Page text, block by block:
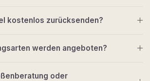
kostenlos zurücksenden?
werden angeboten?
oder